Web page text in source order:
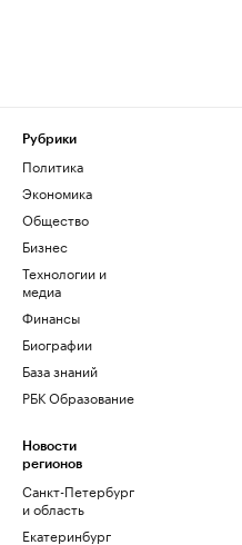
Рубрики
Политика
Экономика
Общество
Бизнес
Технологии и
медиа
Финансы
Биографии
База знаний
РБК Образование
Новости
регионов
Санкт-Петербург
и область
Екатеринбург